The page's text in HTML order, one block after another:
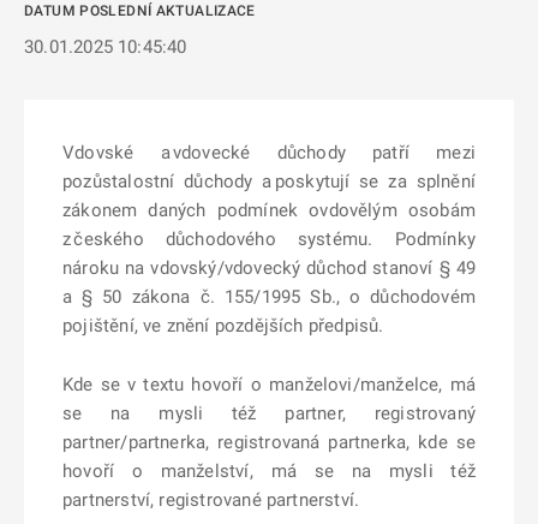
DATUM POSLEDNÍ AKTUALIZACE
30.01.2025 10:45:40
Vdovské a vdovecké důchody patří mezi
pozůstalostní důchody a poskytují se za splnění
zákonem daných podmínek ovdovělým osobám
z českého důchodového systému.
Podmínky
nároku na vdovský/vdovecký důchod stanoví § 49
a § 50 zákona č. 155/1995 Sb., o důchodovém
pojištění, ve znění pozdějších předpisů.
Kde se v textu hovoří o manželovi/manželce, má
se na mysli též partner, registrovaný
partner/partnerka, registrovaná partnerka, kde se
hovoří o manželství, má se na mysli též
partnerství, registrované partnerství.